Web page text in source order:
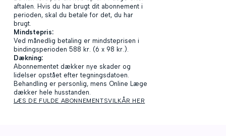
aftalen. Hvis du har brugt dit abonnement i
perioden, skal du betale for det, du har
brugt.
Mindstepris:
Ved månedlig betaling er mindsteprisen i
bindingsperioden 588 kr. (6 x 98 kr.).
Dækning:
Abonnementet dækker nye skader og
lidelser opstået efter tegningsdatoen.
Behandling er personlig, mens Online Læge
dækker hele husstanden.
LÆS DE FULDE ABONNEMENTSVILKÅR HER